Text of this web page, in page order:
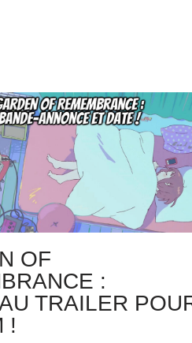
OF
:
TRAILER
!